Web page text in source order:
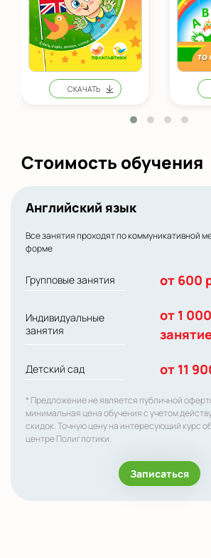
Стоимость обучения
Английский язык
Все занятия проходят по коммуникативной
форме
Групповые занятия от 600
Индивидуальные
занятия
от 1
Детский сад от 11
* Предложение не является публичной
минимальная цена обучения с учетом
скидок. Точную цену на интересующий курс
центре Полиглотики.
Записаться